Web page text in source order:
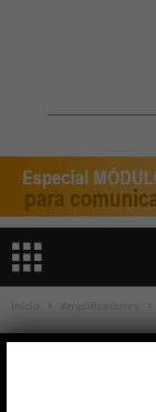
Amplificadores